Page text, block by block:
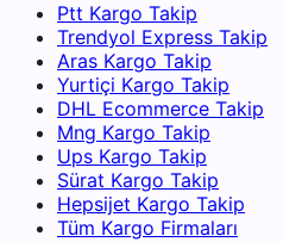
Ptt Kargo Takip
Trendyol Express Takip
Aras Kargo Takip
Yurtiçi Kargo Takip
DHL Ecommerce Takip
Mng Kargo Takip
Ups Kargo Takip
Sürat Kargo Takip
Hepsijet Kargo Takip
Tüm Kargo Firmaları